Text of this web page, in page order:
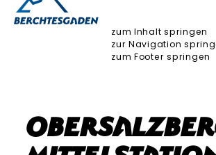
zum Inhalt springen
zur Navigation
zum Footer springen